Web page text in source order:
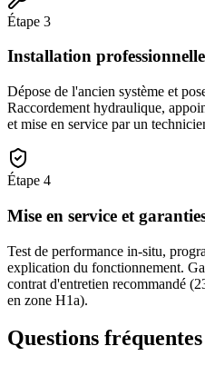
Étape 3
Installation professionnelle
Dépose de l'ancien système et
Raccordement hydraulique,
et mise en service par un
Étape 4
Mise en service et
Test de performance in-situ,
explication du fonctionnement.
contrat d'entretien recommandé
en zone H1a).
Questions